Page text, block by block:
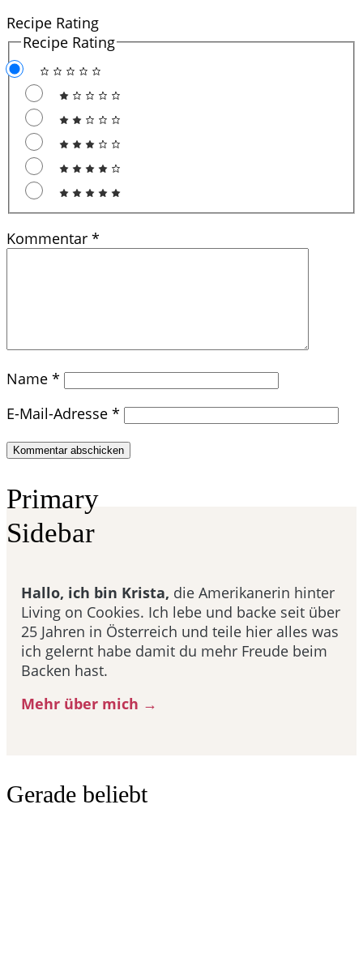
Recipe Rating
Recipe Rating
Kommentar *
Name *
E-Mail-Adresse *
Primary
Sidebar
Hallo, ich bin Krista, die Amerikanerin hinter
Living on Cookies. Ich lebe und backe seit über
25 Jahren in Österreich und teile hier alles was
ich gelernt habe damit du mehr Freude beim
Backen hast.
Mehr über mich →
Gerade beliebt